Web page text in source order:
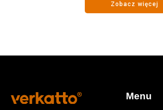
Zobacz więcej
Menu